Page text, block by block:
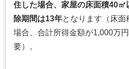
住した場合、家屋の床面積40
除期間は13年となります（床
場合、合計所得金額が1,000万
要）。